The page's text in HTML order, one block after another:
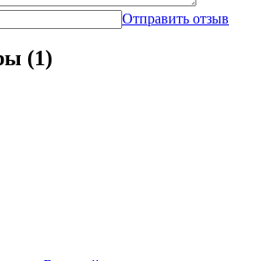
Отправить отзыв
(1)